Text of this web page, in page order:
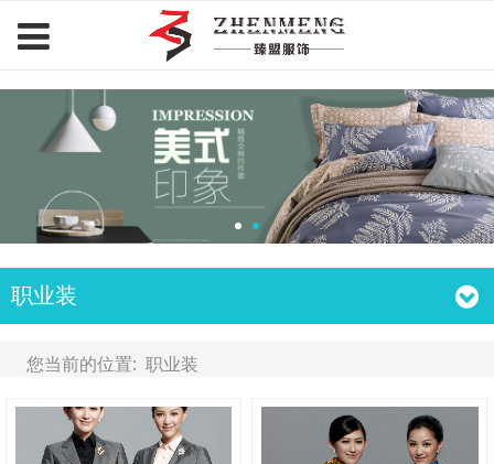
职业装
您当前的位置: 职业装